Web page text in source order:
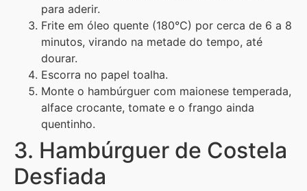
para aderir.
Frite em óleo quente (180°C) por cerca de 6 a 8
minutos, virando na metade do tempo, até
dourar.
Escorra no papel toalha.
Monte o hambúrguer com maionese temperada,
alface crocante, tomate e o frango ainda
quentinho.
3. Hambúrguer de Costela
Desfiada